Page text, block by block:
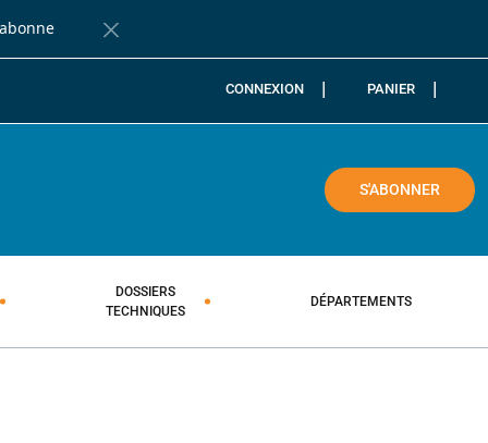
Fermer la barre de notification
CONNEXION PANIER
S'ABONNER
DOSSIERS
TECHNIQUES
DÉPARTEMENTS